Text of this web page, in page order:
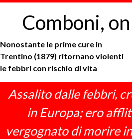
Comboni,
Nonostante le prime cure in
Trentino (1879) ritornano violenti
le febbri con rischio di vita
Assalito dalle febbri,
in Europa; ero
vergognato di morire